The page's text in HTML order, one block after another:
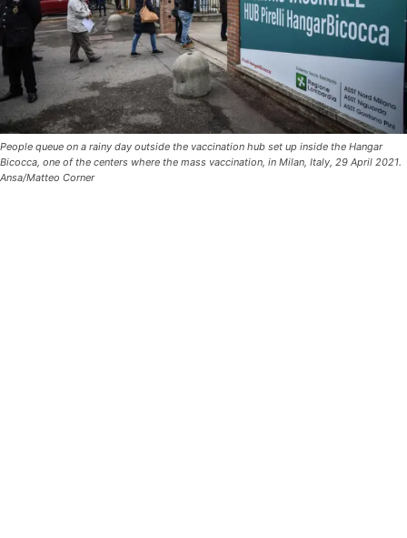
People queue on a rainy day outside the vaccination hub set up inside the Hangar
Bicocca, one of the centers where the mass vaccination, in Milan, Italy, 29 April 2021.
Ansa/Matteo Corner